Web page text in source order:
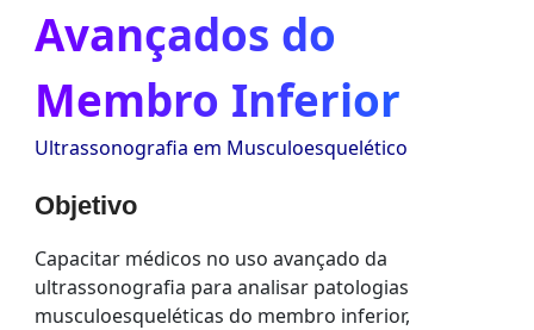
Avançados do
Membro Inferior
Ultrassonografia em Musculoesquelético
Objetivo
Capacitar médicos no uso avançado da
ultrassonografia para analisar patologias
musculoesqueléticas do membro inferior,